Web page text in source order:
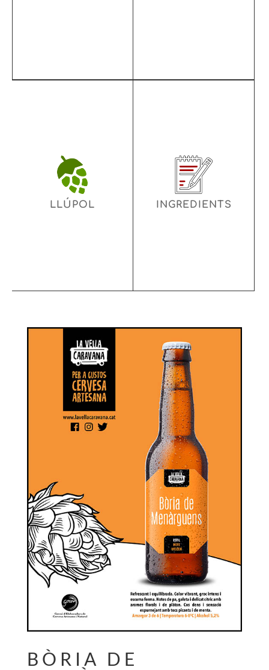
LLÚPOL
LLÚPOL
Hallertau Tradition
INGREDIENTS
INGREDIENTS
Aigua, llevat, llúpol i maltes.
BÒRIA DE